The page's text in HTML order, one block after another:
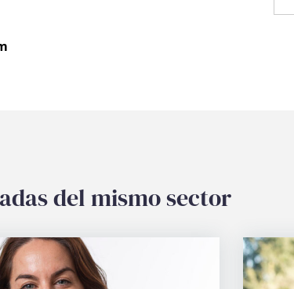
del mismo sector